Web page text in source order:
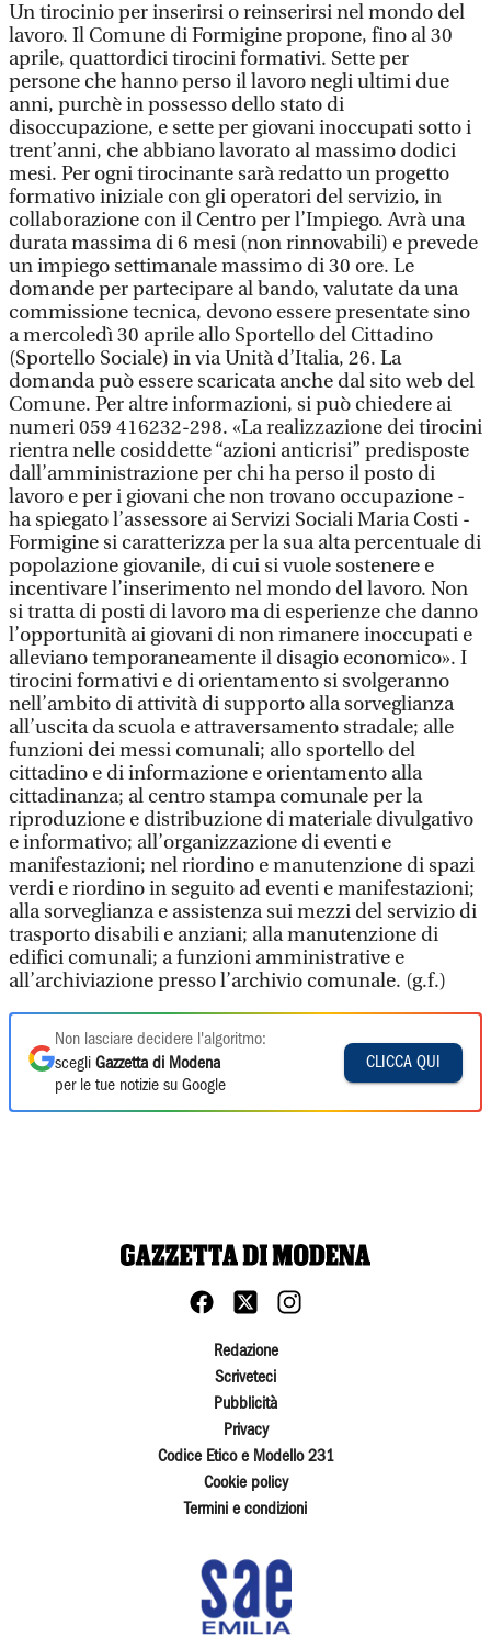
Un tirocinio per inserirsi o reinserirsi nel mondo del
lavoro. Il Comune di Formigine propone, fino al 30
aprile, quattordici tirocini formativi. Sette per
persone che hanno perso il lavoro negli ultimi due
anni, purchè in possesso dello stato di
disoccupazione, e sette per giovani inoccupati sotto i
trent’anni, che abbiano lavorato al massimo dodici
mesi. Per ogni tirocinante sarà redatto un progetto
formativo iniziale con gli operatori del servizio, in
collaborazione con il Centro per l’Impiego. Avrà una
durata massima di 6 mesi (non rinnovabili) e prevede
un impiego settimanale massimo di 30 ore. Le
domande per partecipare al bando, valutate da una
commissione tecnica, devono essere presentate sino
a mercoledì 30 aprile allo Sportello del Cittadino
(Sportello Sociale) in via Unità d’Italia, 26. La
domanda può essere scaricata anche dal sito web del
Comune. Per altre informazioni, si può chiedere ai
numeri 059 416232-298. «La realizzazione dei tirocini
rientra nelle cosiddette “azioni anticrisi” predisposte
dall’amministrazione per chi ha perso il posto di
lavoro e per i giovani che non trovano occupazione -
ha spiegato l’assessore ai Servizi Sociali Maria Costi -
Formigine si caratterizza per la sua alta percentuale di
popolazione giovanile, di cui si vuole sostenere e
incentivare l’inserimento nel mondo del lavoro. Non
si tratta di posti di lavoro ma di esperienze che danno
l’opportunità ai giovani di non rimanere inoccupati e
alleviano temporaneamente il disagio economico». I
tirocini formativi e di orientamento si svolgeranno
nell’ambito di attività di supporto alla sorveglianza
all’uscita da scuola e attraversamento stradale; alle
funzioni dei messi comunali; allo sportello del
cittadino e di informazione e orientamento alla
cittadinanza; al centro stampa comunale per la
riproduzione e distribuzione di materiale divulgativo
e informativo; all’organizzazione di eventi e
manifestazioni; nel riordino e manutenzione di spazi
verdi e riordino in seguito ad eventi e manifestazioni;
alla sorveglianza e assistenza sui mezzi del servizio di
trasporto disabili e anziani; alla manutenzione di
edifici comunali; a funzioni amministrative e
all’archiviazione presso l’archivio comunale. (g.f.)
Non lasciare decidere l'algoritmo:
scegli Gazzetta di Modena
per le tue notizie su Google
CLICCA QUI
Redazione
Scriveteci
Pubblicità
Privacy
Codice Etico e Modello 231
Cookie policy
Termini e condizioni